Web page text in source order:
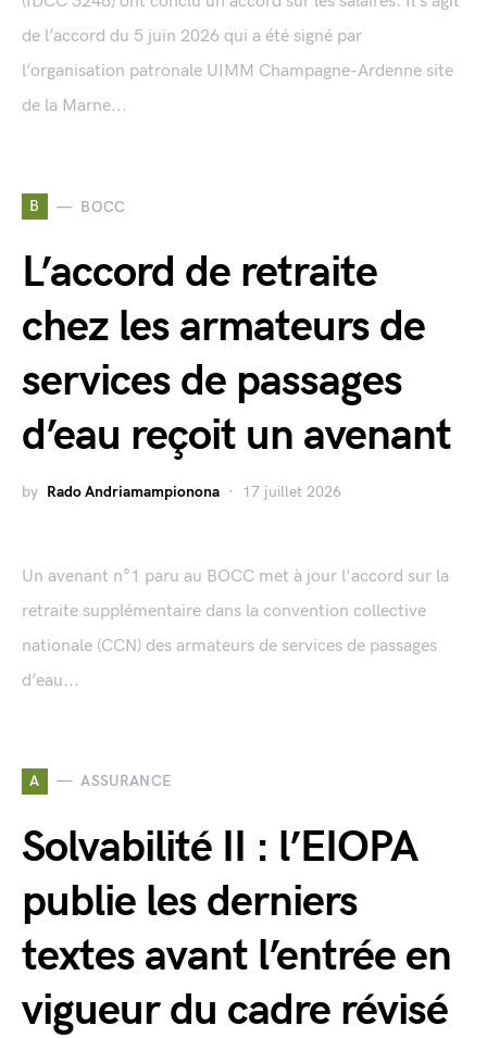
de l’accord du 5 juin 2026 qui a été signé par
l’organisation patronale UIMM Champagne-Ardenne site
de la Marne...
B BOCC
L’accord de retraite
chez les armateurs de
services de passages
d’eau reçoit un avenant
by Rado Andriamampionona 17 juillet 2026
Un avenant n°1 paru au BOCC met à jour l'accord sur la
retraite supplémentaire dans la convention collective
nationale (CCN) des armateurs de services de passages
d’eau...
A ASSURANCE
Solvabilité II : l’EIOPA
publie les derniers
textes avant l’entrée en
vigueur du cadre révisé